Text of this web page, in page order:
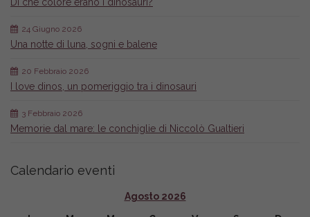
Una notte di luna, sogni e balene
24 Giugno 2026
I love dinos, un pomeriggio tra i dinosauri
20 Febbraio 2026
Memorie dal mare: le conchiglie di Niccolò Gualtieri
3 Febbraio 2026
Calendario eventi
Agosto 2026